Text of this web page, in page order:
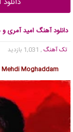
دانلود آهنگ امید آمری
تک آهنگ , 1,031 بازدید
Mehdi Moghaddam